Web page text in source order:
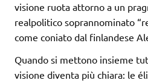
visione ruota attorno a un
realpolitico soprannominato
come coniato dal finlandese
Quando si mettono insieme
visione diventa più chiara: le